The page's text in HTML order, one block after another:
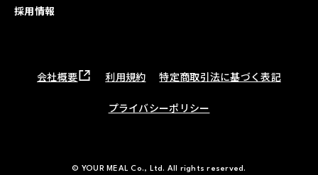
採用情報
会社概要 利用規約 特定商取引法に基づく表記
プライバシーポリシー
© YOUR MEAL Co., Ltd. All rights reserved.